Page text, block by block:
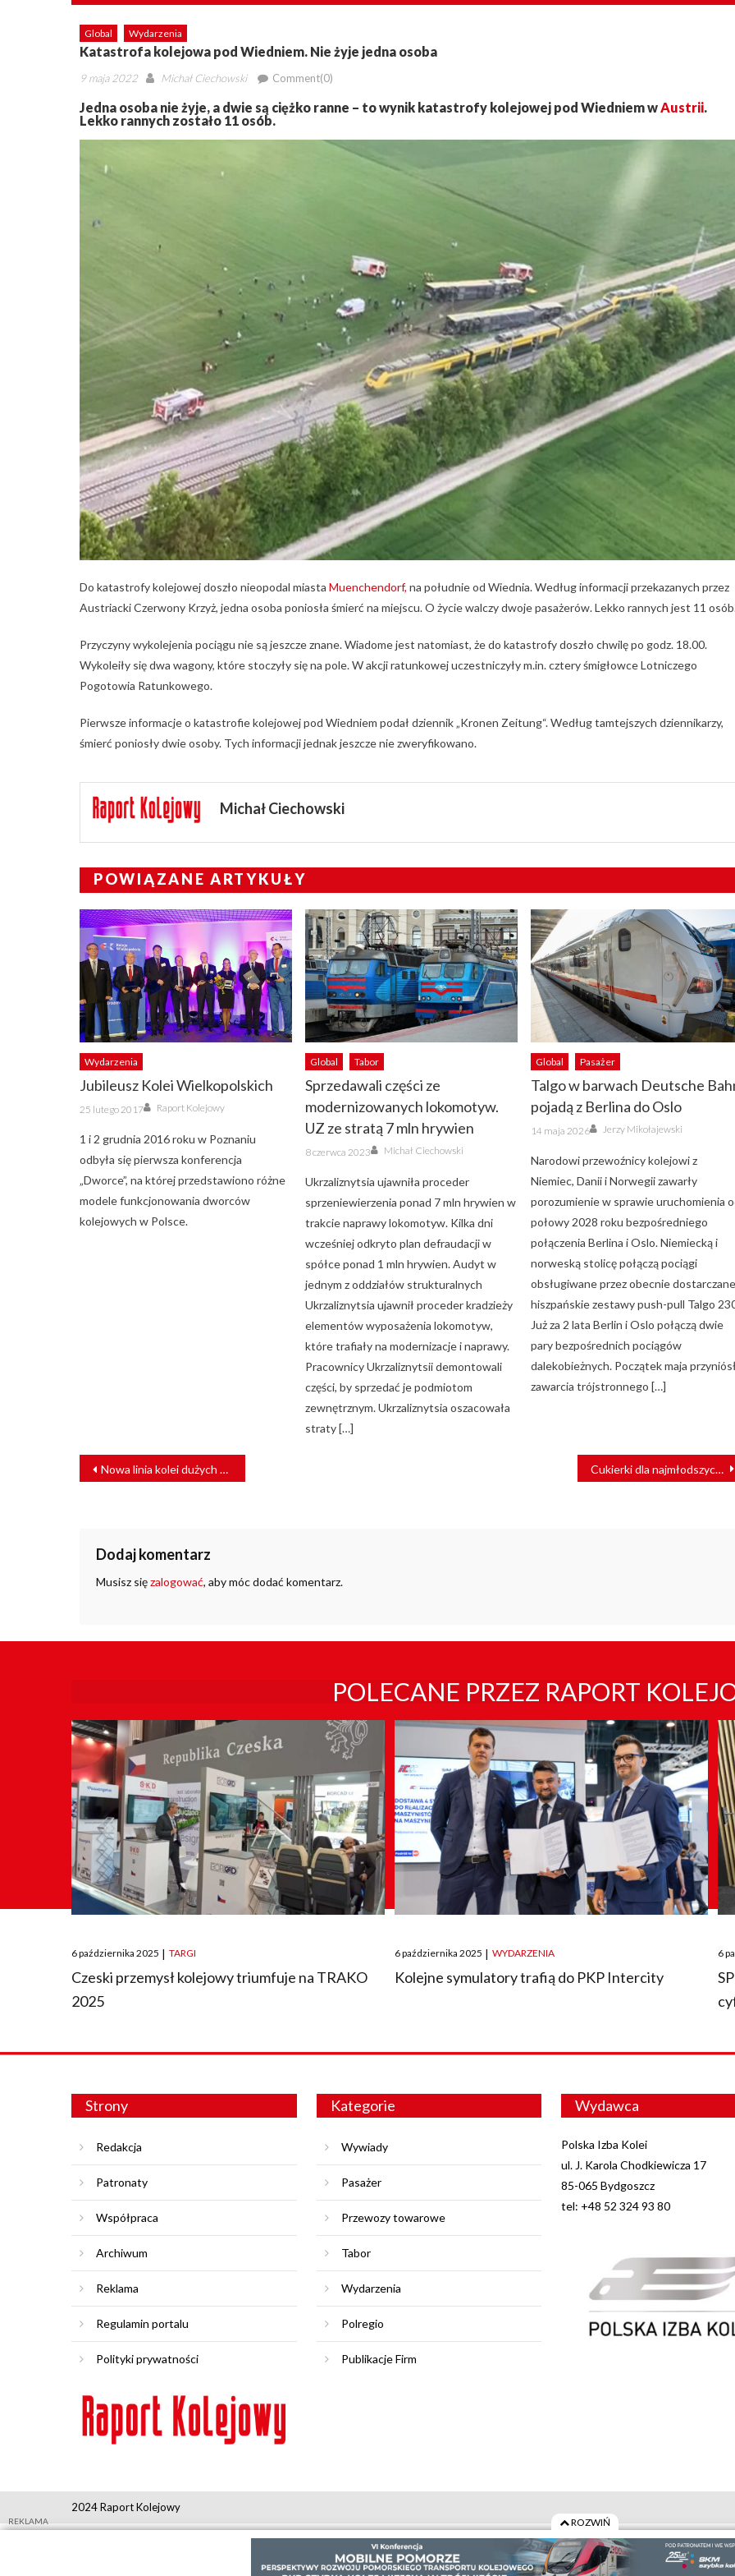
Global Wydarzenia
Katastrofa kolejowa pod Wiedniem. Nie żyje jedna osoba
Posted
9 maja 2022 Author
Michał Ciechowski Comment(0)
Jedna osoba nie żyje, a dwie są ciężko ranne – to wynik katastrofy kolejowej pod Wiedniem w Austrii.
Lekko rannych zostało 11 osób.
Do katastrofy kolejowej doszło nieopodal miasta Muenchendorf, na południe od Wiednia. Według informacji przekazanych przez
Austriacki Czerwony Krzyż, jedna osoba poniosła śmierć na miejscu. O życie walczy dwoje pasażerów. Lekko rannych jest 11
Przyczyny wykolejenia pociągu nie są jeszcze znane. Wiadome jest natomiast, że do katastrofy doszło chwilę po godz. 18.00.
Wykoleiły się dwa wagony, które stoczyły się na pole. W akcji ratunkowej uczestniczyły m.in. cztery śmigłowce Lotniczego
Pogotowia Ratunkowego.
Pierwsze informacje o katastrofie kolejowej pod Wiedniem podał dziennik „Kronen Zeitung“. Według tamtejszych dziennikarzy,
śmierć poniosły dwie osoby. Tych informacji jednak jeszcze nie zweryfikowano.
Michał Ciechowski
POWIĄZANE ARTYKUŁY
Wydarzenia
Jubileusz Kolei Wielkopolskich
Posted
on
25 lutego 2017 Author
Raport Kolejowy
1 i 2 grudnia 2016 roku w Poznaniu
odbyła się pierwsza konferencja
„Dworce”, na której przedstawiono różne
modele funkcjonowania dworców
kolejowych w Polsce.
Global Tabor
Sprzedawali części ze
modernizowanych lokomotyw.
UZ ze stratą 7 mln hrywien
Posted
on
8 czerwca 2023 Author
Michał Ciechowski
Ukrzaliznytsia ujawniła proceder
sprzeniewierzenia ponad 7 mln hrywien w
trakcie naprawy lokomotyw. Kilka dni
wcześniej odkryto plan defraudacji w
spółce ponad 1 mln hrywien. Audyt w
jednym z oddziałów strukturalnych
Ukrzaliznytsia ujawnił proceder kradzieży
elementów wyposażenia lokomotyw,
które trafiały na modernizacje i naprawy.
Pracownicy Ukrzaliznytsii demontowali
części, by sprzedać je podmiotom
zewnętrznym. Ukrzaliznytsia oszacowała
straty […]
Global Pasażer
Talgo w barwach Deutsche
pojadą z Berlina do Oslo
Posted
on
14 maja 2026 Author
Jerzy Mikołajewski
Narodowi przewoźnicy kolejowi z
Niemiec, Danii i Norwegii zawarły
porozumienie w sprawie uruchomienia
połowy 2028 roku bezpośredniego
połączenia Berlina i Oslo. Niemiecką i
norweską stolicę połączą pociągi
obsługiwane przez obecnie
hiszpańskie zestawy push-pull Talgo
Już za 2 lata Berlin i Oslo połączą dwie
pary bezpośrednich pociągów
dalekobieżnych. Początek maja
zawarcia trójstronnego […]
NAWIGACJA
WPISU
Nowa linia kolei dużych prędkości w Chinach Cukierki dla najmłodszych z Ukrainy
Dodaj komentarz
Musisz sięzalogować, aby móc dodać komentarz.
POLECANE PRZEZ RAPORT
Posted
on
6 października 2025 | TARGI
Czeski przemysł kolejowy triumfuje na TRAKO
2025
Posted
on
6 października 2025 | WYDARZENIA
Kolejne symulatory trafią do PKP Intercity
on
6
Strony
Redakcja
Patronaty
Współpraca
Archiwum
Reklama
Regulamin portalu
Polityki prywatności
Kategorie
Wywiady
Pasażer
Przewozy towarowe
Tabor
Wydarzenia
Polregio
Publikacje Firm
Wydawca
Polska Izba Kolei
ul. J. Karola Chodkiewicza 17
85-065 Bydgoszcz
tel: +48 52 324 93 80
2024 Raport Kolejowy